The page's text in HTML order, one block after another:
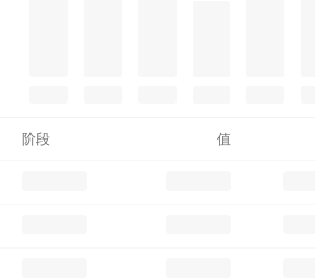
阶段 值